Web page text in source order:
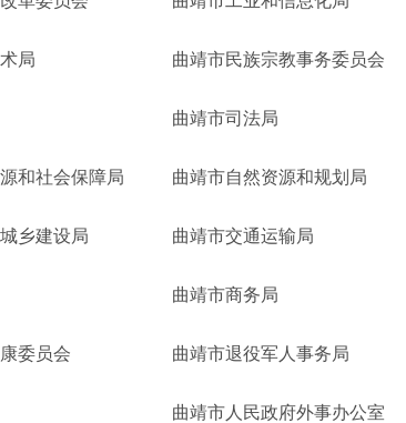
局 曲靖市民族宗教事务委员会
曲靖市司法局
和社会保障局 曲靖市自然资源和规划局
乡建设局 曲靖市交通运输局
曲靖市商务局
委员会 曲靖市退役军人事务局
曲靖市人民政府外事办公室